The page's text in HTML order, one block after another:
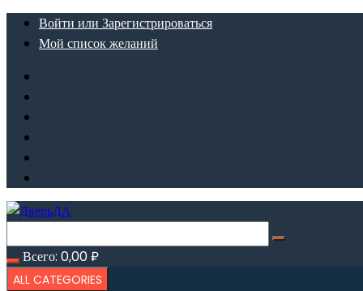
ПерейтиВойти или Зарегистрироваться
Мой список желаний
Всего: 0,00₽
ALL CATEGORIES